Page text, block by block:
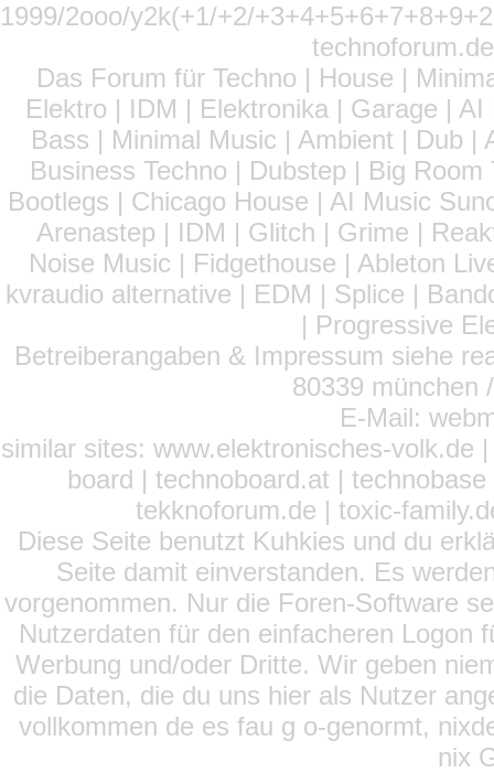
1999/2ooo/y2k(+1/+2/
Das Forum für Techno | House |
Elektro | IDM | Elektronika | Garage |
Bass | Minimal Music | Ambient | Dub
Business Techno | Dubstep | Big
Bootlegs | Chicago House | AI Music
Arenastep | IDM | Glitch | Grime |
Noise Music | Fidgethouse | Ableton
kvraudio alternative | EDM | Splice |
| Progressive
Betreiberangaben & Impressum siehe
80339 münchen
E-Mail:
similar sites: www.elektronisches-volk.de
board | technoboard.at |
tekknoforum.de | toxic-
Diese Seite benutzt Kuhkies und du
Seite damit einverstanden. Es
vorgenommen. Nur die Foren-Software
Nutzerdaten für den einfacheren Logon
Werbung und/oder Dritte. Wir geben
die Daten, die du uns hier als Nutzer
vollkommen de es fau g o-genormt,
nix